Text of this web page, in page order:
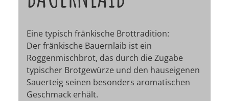
Eine typisch fränkische Brottradition:
Der fränkische Bauernlaib ist ein
Roggenmischbrot, das durch die Zugabe
typischer Brotgewürze und den hauseigenen
Sauerteig seinen besonders aromatischen
Geschmack erhält.